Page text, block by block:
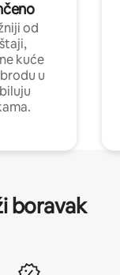
od
kuće
u
boravak